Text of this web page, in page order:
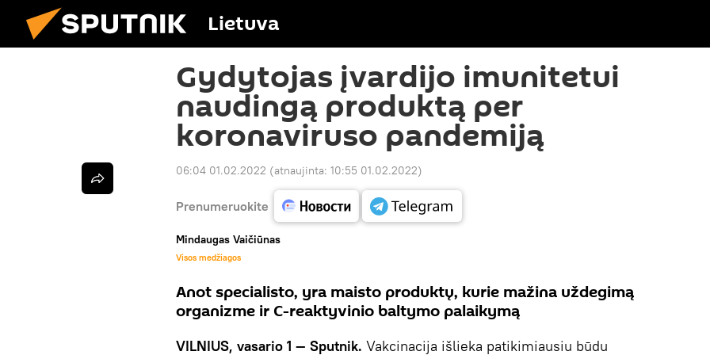
Lietuva
Gydytojas įvardijo imunitetui
naudingą produktą per
koronaviruso pandemiją
06:04 01.02.2022 (atnaujinta: 10:55 01.02.2022)
Prenumeruokite
Mindaugas Vaičiūnas
Visos medžiagos
Anot specialisto, yra maisto produktų, kurie mažina uždegimą
organizme ir C-reaktyvinio baltymo palaikymą
VILNIUS, vasario 1 — Sputnik. Vakcinacija išlieka patikimiausiu būdu